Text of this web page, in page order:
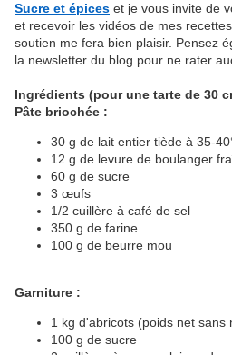
Sucre et épices et je vous invite de
et recevoir les vidéos de mes
soutien me fera bien plaisir. Pensez
la newsletter du blog pour ne rater
Ingrédients (pour une tarte de 30
Pâte briochée :
30 g de lait entier tiède à 35-
12 g de levure de boulanger
60 g de sucre
3 œufs
1/2 cuillère à café de sel
350 g de farine
100 g de beurre mou
Garniture :
1 kg d'abricots (poids net sans
100 g de sucre